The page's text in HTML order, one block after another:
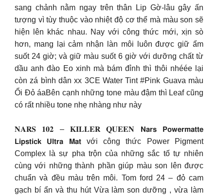
sang chảnh nằm ngay trên thân Lip Gờ-lâu gây ấn
tượng vì tùy thuộc vào nhiệt độ cơ thể mà màu son sẽ
hiện lên khác nhau. Nay với công thức mới, xịn sò
hơn, mang lại cảm nhận làn môi luôn được giữ ẩm
suốt 24 giờ; và giữ màu suốt 6 giờ với dưỡng chất từ
dầu anh đào Eo xinh mà bám đỉnh thì thôi nhéée lại
còn zá bình dân xx 3CE Water Tint #Pink Guava màu
Ổi Đỏ áaBên cạnh những tone màu đậm thì Leaf cũng
có rất nhiều tone nhẹ nhàng như này
𝐍𝐀𝐑𝐒 𝟏𝟎𝟐 – 𝐊𝐈𝐋𝐋𝐄𝐑 𝐐𝐔𝐄𝐄𝐍 𝗡𝗮𝗿𝘀 𝗣𝗼𝘄𝗲𝗿𝗺𝗮𝘁𝘁𝗲
𝗟𝗶𝗽𝘀𝘁𝗶𝗰𝗸 𝗨𝗹𝘁𝗿𝗮 𝗠𝗮𝘁 với công thức Power Pigment
Complex là sự pha trộn của những sắc tố tự nhiên
cùng với những thành phần giúp màu son lên được
chuẩn và đều màu trên môi. Tom ford 24 – đỏ cam
gạch bí ẩn và thu hút Vừa làm son dưỡng , vừa làm